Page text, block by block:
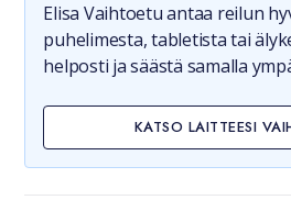
Elisa Vaihtoetu antaa reilun
puhelimesta, tabletista tai
helposti ja säästä samalla
KATSO LAITTEESI